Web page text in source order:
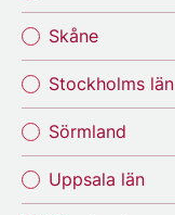
Skåne
Stockholms län
Sörmland
Uppsala län